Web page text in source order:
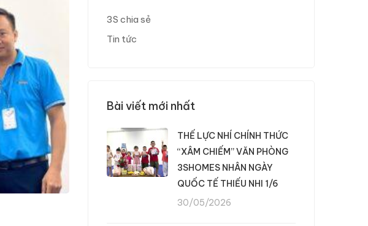
3S chia sẻ
Tin tức
Bài viết mới nhất
THẾ LỰC NHÍ CHÍNH THỨC
“XÂM CHIẾM” VĂN PHÒNG
3SHOMES NHÂN NGÀY
QUỐC TẾ THIẾU NHI 1/6
30/05/2026